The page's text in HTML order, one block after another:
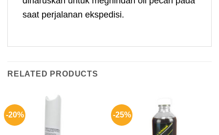
saat perjalanan ekspedisi.
RELATED PRODUCTS
-20% -25%